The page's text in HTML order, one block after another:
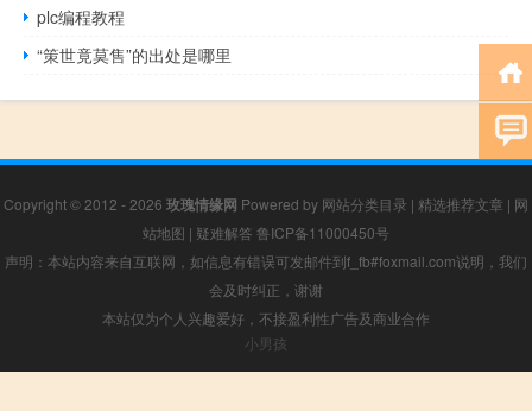
plc编程教程
“策世竟莫售”的出处是哪里
Copyright © 2012 - 2026 玫瑰情缘网 Powered by 网站分类目录 | 精选推荐文章 | 网
站地图 | 疑难解答 鲁ICP备11000450号
声明：本站内容来自互联网，如信息有错误可发邮件到f_fb#foxmail.com说明，我们
会及时纠正，谢谢
本站仅为个人兴趣爱好，不接盈利性广告及商业合作
小男孩